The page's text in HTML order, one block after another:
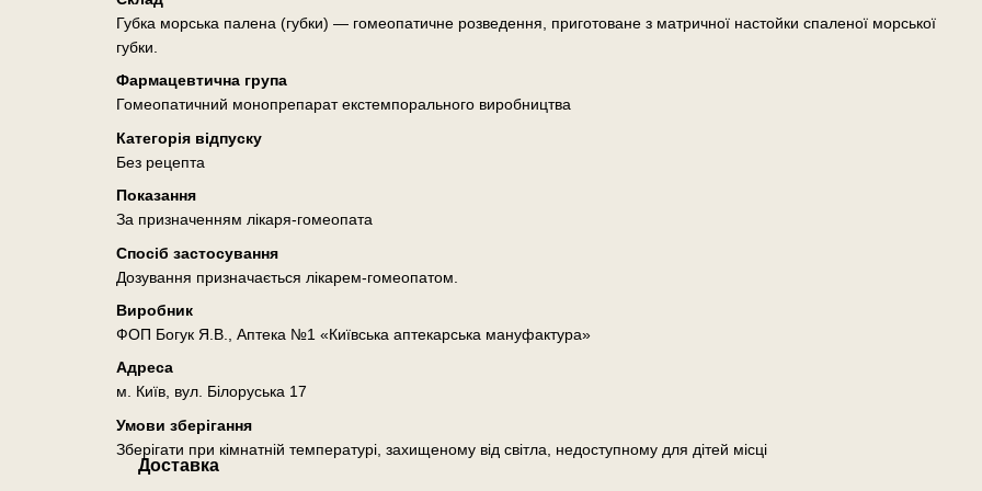
Губка морська палена (губки) — гомеопатичне розведення, приготоване з матричної настойки спаленої морської
губки.
Фармацевтична група
Гомеопатичний монопрепарат екстемпорального виробництва
Категорія відпуску
Без рецепта
Показання
За призначенням лікаря-гомеопата
Спосіб застосування
Дозування призначається лікарем-гомеопатом.
Виробник
ФОП Богук Я.В., Аптека №1 «Київська аптекарська мануфактура»
Адреса
м. Київ, вул. Білоруська 17
Умови зберігання
Зберігати при кімнатній температурі, захищеному від світла, недоступному для дітей місці
Доставка